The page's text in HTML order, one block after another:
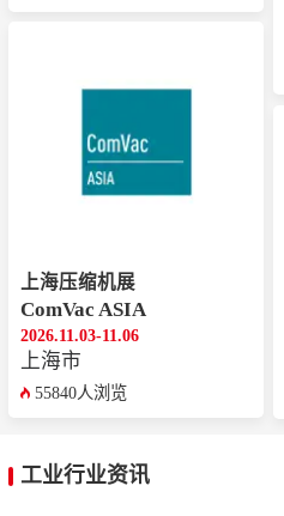
上海压缩机展
ComVac ASIA
2026.11.03-11.06
上海市
55840人浏览
工业行业资讯